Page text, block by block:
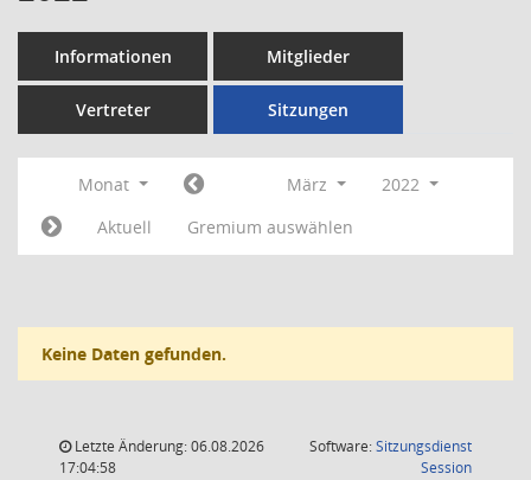
Informationen Mitglieder
Vertreter Sitzungen
Monat März
2022
Aktuell
Gremium auswählen
Keine Daten gefunden.
Letzte Änderung: 06.08.2026
17:04:58
Software:Sitzungsdienst
Session(Wird in